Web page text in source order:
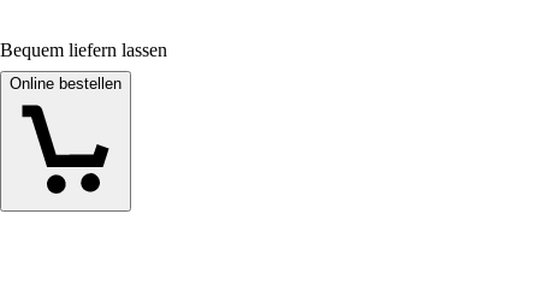
Bequem liefern lassen
Online bestellen